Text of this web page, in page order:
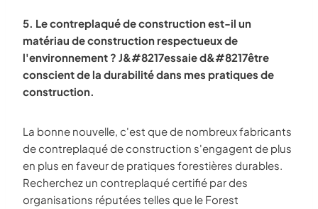
5. Le contreplaqué de construction est-il un
matériau de construction respectueux de
l'environnement ? J&#8217essaie d&#8217être
conscient de la durabilité dans mes pratiques de
construction.
La bonne nouvelle, c'est que de nombreux fabricants
de contreplaqué de construction s'engagent de plus
en plus en faveur de pratiques forestières durables.
Recherchez un contreplaqué certifié par des
organisations réputées telles que le Forest